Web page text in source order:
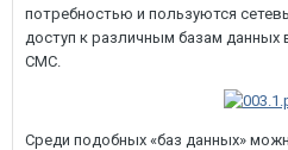
потребностью и пользуются
доступ к различным базам данных
СМС.
Среди подобных «баз данных»